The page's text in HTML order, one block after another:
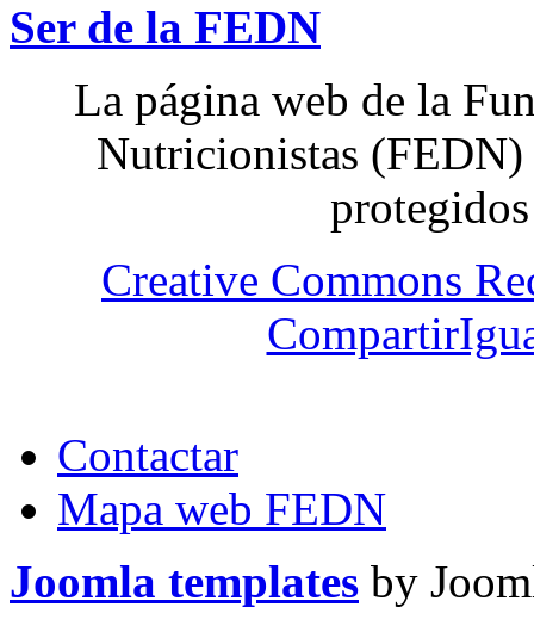
Ser de la FEDN
La página web de la
Nutricionistas (FEDN)
Creative Commons
Contactar
Mapa web FEDN
Joomla templates by